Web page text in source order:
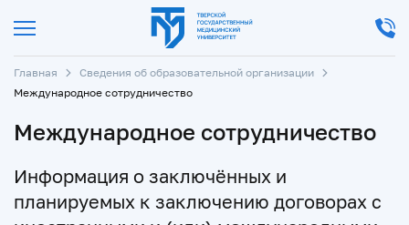
Главная
Сведения об образовательной организации
Международное сотрудничество
Международное сотрудничество
Информация о заключённых и
планируемых к заключению договорах с